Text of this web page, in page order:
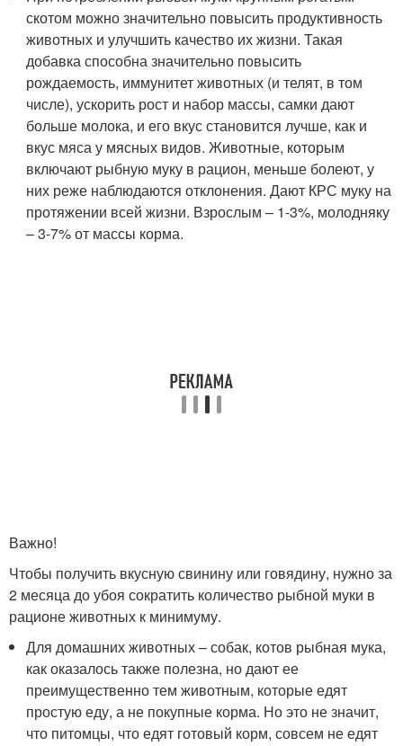
скотом можно значительно повысить продуктивность
животных и улучшить качество их жизни. Такая
добавка способна значительно повысить
рождаемость, иммунитет животных (и телят, в том
числе), ускорить рост и набор массы, самки дают
больше молока, и его вкус становится лучше, как и
вкус мяса у мясных видов. Животные, которым
включают рыбную муку в рацион, меньше болеют, у
них реже наблюдаются отклонения. Дают КРС муку на
протяжении всей жизни. Взрослым – 1-3%, молодняку
– 3-7% от массы корма.
Важно!
Чтобы получить вкусную свинину или говядину, нужно за
2 месяца до убоя сократить количество рыбной муки в
рационе животных к минимуму.
Для домашних животных – собак, котов рыбная мука,
как оказалось также полезна, но дают ее
преимущественно тем животным, которые едят
простую еду, а не покупные корма. Но это не значит,
что питомцы, что едят готовый корм, совсем не едят